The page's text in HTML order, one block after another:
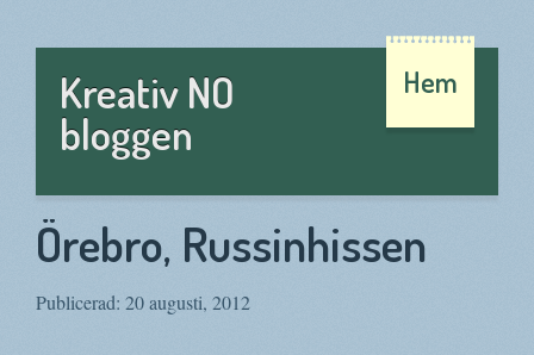
Kreativ NO
bloggen
Hem
Örebro, Russinhissen
Publicerad: 20 augusti, 2012